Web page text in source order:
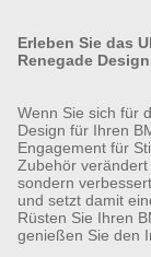
Erleben Sie das
Renegade Design
Wenn Sie sich für
Design für Ihren
Engagement für
Zubehör verändert
sondern
und setzt damit
Rüsten Sie Ihren
genießen Sie den